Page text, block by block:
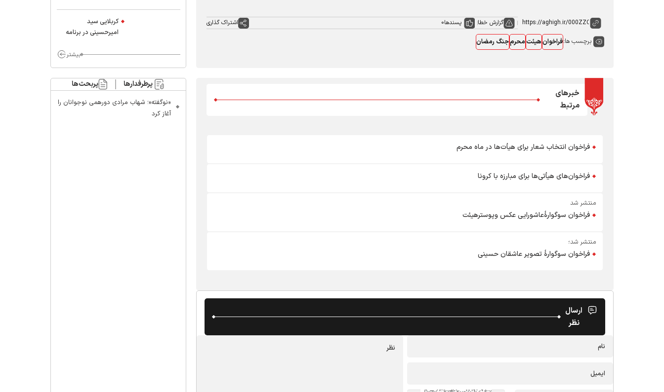
گزارش خطا پسندها0 اشتراک گذاری
برچسب ها:فراخوانهیئت محرمجنگ رمضان
خبرهای
مرتبط
فراخوان انتخاب شعار برای هیأت‌ها در ماه محرم
فراخوان‌های هیأتی‌ها برای مبارزه با کرونا
منتشر شد
فراخوان سوگوارۀعاشورایی عکس وپوسترهیئت
منتشر شد؛
فراخوان سوگوارۀ تصویر عاشقان حسینی
ارسال
نظر
کربلایی سید
امیر‌حسینی در برنامه
محسن چاوشی چه
مراقب ماست/ مردم
دهن تفرقه افکنان بزنند
بیشتر
پرطرفدارها پربحث‌ها
«نوگفته»؛ شهاب مرادی دورهمی نوجوانان را
آغاز کرد